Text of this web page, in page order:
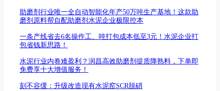
助磨剂行业唯一全自动智能化年产50万吨生产基地！这款助
磨剂原料帮自配助磨剂水泥企业极限控本
一条产线省去6名操作工、吨打包成本低至3元！水泥企业打
包省钱新思路！
水泥行业内卷难盈利？润昌高效助磨剂提质降熟料，下单即
免费享十大增值服务！
刻不容缓：升级改造现有水泥窑SCR脱硝